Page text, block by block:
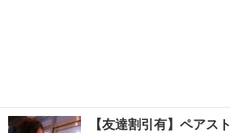
【友達割引有】ペアス